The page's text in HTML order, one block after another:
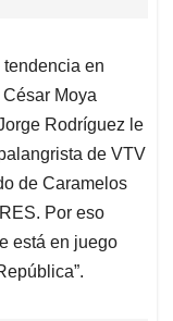
en
Moya
Rodríguez le
de VTV
de Caramelos
Por eso
está en juego